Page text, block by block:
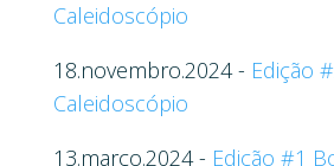
Caleidoscópio
18.novembro.2024 - Edição
Caleidoscópio
13.março.2024 - Edição #1